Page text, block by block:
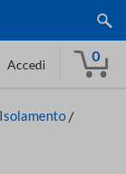
Accedi
0
/